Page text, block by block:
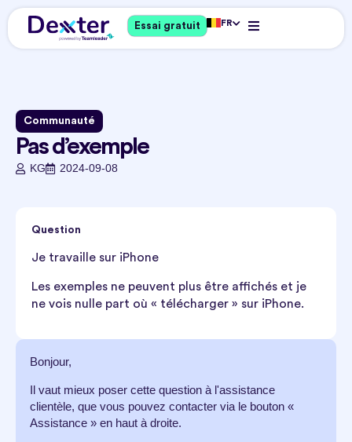
Essai gratuit FR
Communauté
Pas d’exemple
KG 2024-09-08
Question
Je travaille sur iPhone
Les exemples ne peuvent plus être affichés et je
ne vois nulle part où « télécharger » sur iPhone.
Bonjour,
Il vaut mieux poser cette question à l'assistance
clientèle, que vous pouvez contacter via le bouton «
Assistance » en haut à droite.